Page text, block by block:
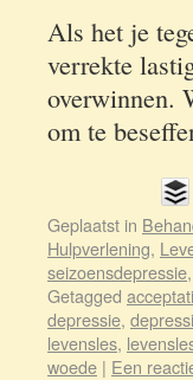
Als het je
verrekte
overwinnen.
om te
Geplaatst in
Hulpverlening,
seizoensdepressie,
Getagged
depressie,
levensles,
woede | Een